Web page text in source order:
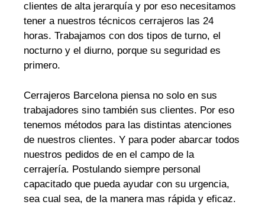
clientes de alta jerarquía y por eso necesitamos
tener a nuestros técnicos cerrajeros las 24
horas. Trabajamos con dos tipos de turno, el
nocturno y el diurno, porque su seguridad es
primero.
Cerrajeros Barcelona piensa no solo en sus
trabajadores sino también sus clientes. Por eso
tenemos métodos para las distintas atenciones
de nuestros clientes. Y para poder abarcar todos
nuestros pedidos de en el campo de la
cerrajería. Postulando siempre personal
capacitado que pueda ayudar con su urgencia,
sea cual sea, de la manera mas rápida y eficaz.